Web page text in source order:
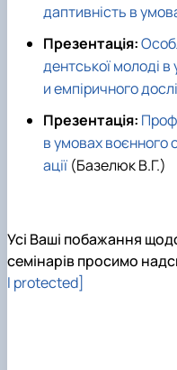
даптивність в
Презентація:
дентської молоді
и емпіричного
Презентація:
в умовах воєнного
ації (Базелюк В.Г.)
Усі Ваші побажання
семінарів просимо
l protected]